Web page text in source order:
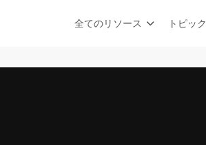
全てのリソース トピック